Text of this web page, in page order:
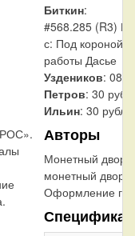
Биткин:
#568.285 (R3)
с: Под короной
работы Дасье
Уздеников:
Петров: 30
Ильин: 30
Авторы
Монетный двор:
монетный двор
Оформление